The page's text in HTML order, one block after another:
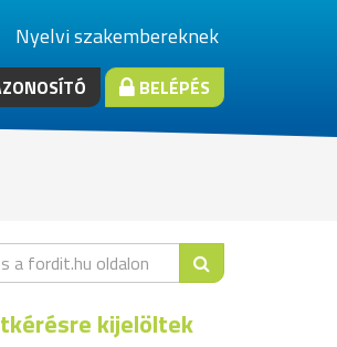
Nyelvi szakembereknek
BELÉPÉS
kijelöltek